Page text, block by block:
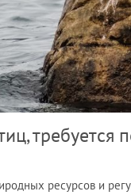
требуется
ресурсов и